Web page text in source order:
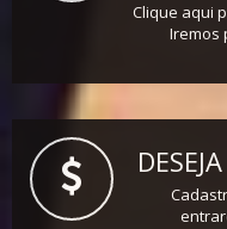
Clique aqui
Iremos